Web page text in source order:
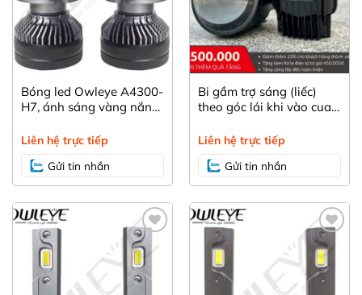
Bóng led Owleye A4300-
H7, ánh sáng vàng nắng
Liên hệ trực tiếp
Gửi tin nhắn
Bi gầm trợ sáng (liếc)
theo góc lái khi vào cua
toàn hơn với ba màu
Liên hệ trực tiếp
Gửi tin nhắn
Yêu
thích
Yêu
thích